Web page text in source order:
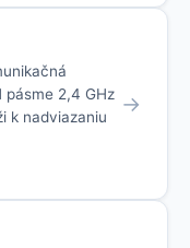
2,4 GHz
k nadviazaniu
→